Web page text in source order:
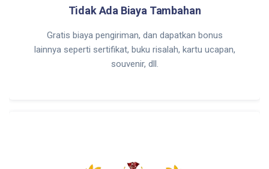
Tidak Ada Biaya Tambahan
Gratis biaya pengiriman, dan dapatkan bonus
lainnya seperti sertifikat, buku risalah, kartu ucapan,
souvenir, dll.